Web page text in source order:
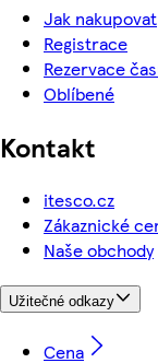
Jak nakupovat
Registrace
Rezervace
Oblíbené
Kontakt
itesco.cz
Zákaznické
Naše obchody
Užitečné odkazy
Cena